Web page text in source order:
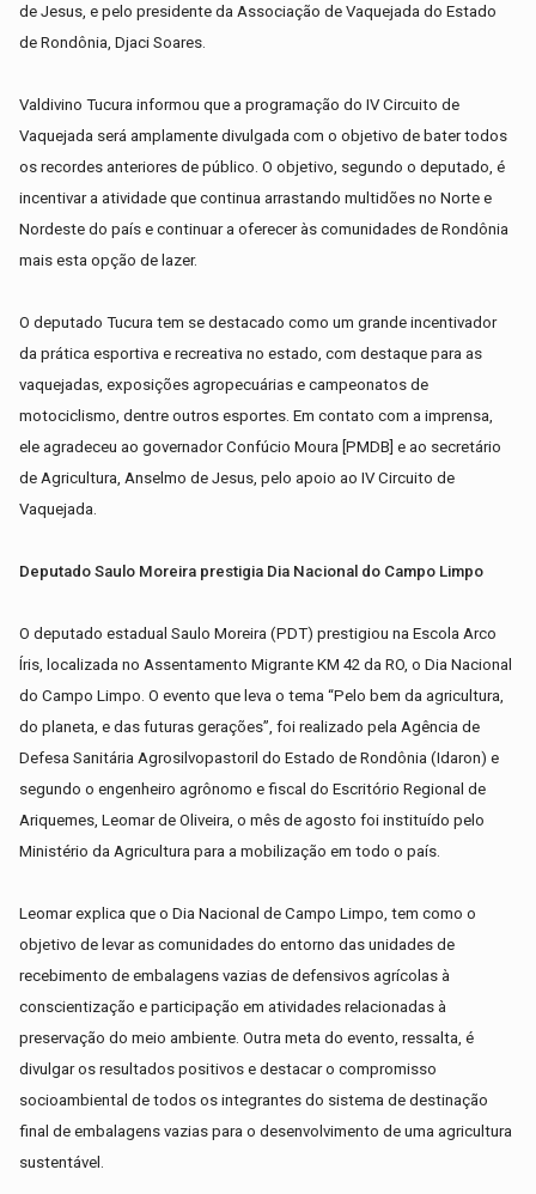
de Jesus, e pelo presidente da Associação de Vaquejada do Estado
de Rondônia, Djaci Soares.
Valdivino Tucura informou que a programação do IV Circuito de
Vaquejada será amplamente divulgada com o objetivo de bater todos
os recordes anteriores de público. O objetivo, segundo o deputado, é
incentivar a atividade que continua arrastando multidões no Norte e
Nordeste do país e continuar a oferecer às comunidades de Rondônia
mais esta opção de lazer.
O deputado Tucura tem se destacado como um grande incentivador
da prática esportiva e recreativa no estado, com destaque para as
vaquejadas, exposições agropecuárias e campeonatos de
motociclismo, dentre outros esportes. Em contato com a imprensa,
ele agradeceu ao governador Confúcio Moura [PMDB] e ao secretário
de Agricultura, Anselmo de Jesus, pelo apoio ao IV Circuito de
Vaquejada.
Deputado Saulo Moreira prestigia Dia Nacional do Campo Limpo
O deputado estadual Saulo Moreira (PDT) prestigiou na Escola Arco
Íris, localizada no Assentamento Migrante KM 42 da RO, o Dia Nacional
do Campo Limpo. O evento que leva o tema “Pelo bem da agricultura,
do planeta, e das futuras gerações”, foi realizado pela Agência de
Defesa Sanitária Agrosilvopastoril do Estado de Rondônia (Idaron) e
segundo o engenheiro agrônomo e fiscal do Escritório Regional de
Ariquemes, Leomar de Oliveira, o mês de agosto foi instituído pelo
Ministério da Agricultura para a mobilização em todo o país.
Leomar explica que o Dia Nacional de Campo Limpo, tem como o
objetivo de levar as comunidades do entorno das unidades de
recebimento de embalagens vazias de defensivos agrícolas à
conscientização e participação em atividades relacionadas à
preservação do meio ambiente. Outra meta do evento, ressalta, é
divulgar os resultados positivos e destacar o compromisso
socioambiental de todos os integrantes do sistema de destinação
final de embalagens vazias para o desenvolvimento de uma agricultura
sustentável.